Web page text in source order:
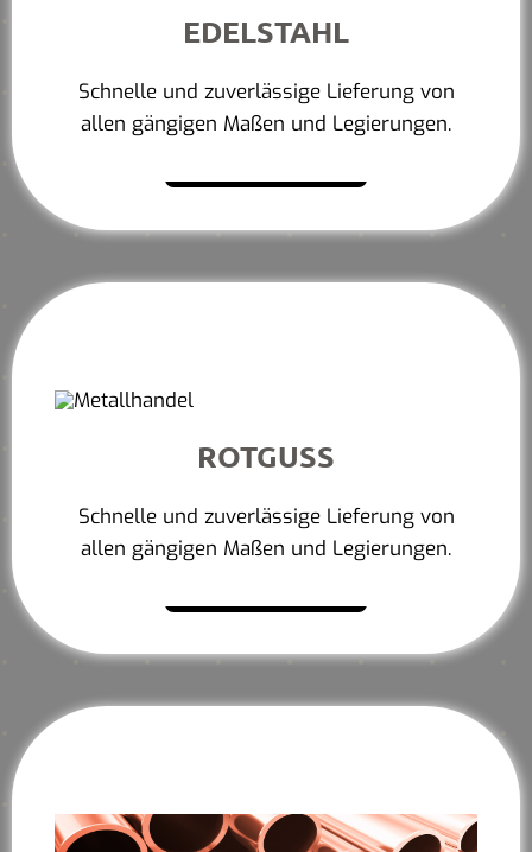
EDELSTAHL
Schnelle und zuverlässige Lieferung von
allen gängigen Maßen und Legierungen.
ROTGUSS
Schnelle und zuverlässige Lieferung von
allen gängigen Maßen und Legierungen.